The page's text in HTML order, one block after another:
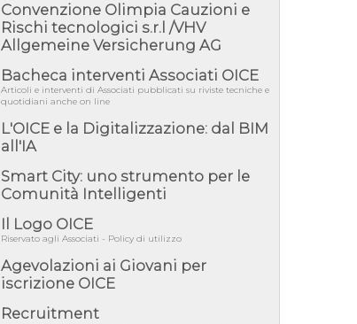
illustrativa al Bando tipo 2 s...
05/08/26 - SAVE THE DATE: Assemblea
Pubblica Confindustria Professioni ...
05/08/26 - Successo OICE per il bando della
Città metropolitana di Reg...
Giunta Regionale della Campa...
04/08/26 - DL PA: previste cancellazioni da
04/08/26 - International Sustainable
Buildings Competition - COP31, An...
04/08/26 - CdS, project financing: progetto di
fattibilità da impugnar...
04/08/26 - Rapporto Anac corruzione 2020-
2026: procedimenti penali per ...
04/08/26 - CdS: partecipazione alla gara non
equivale ad acquiescenza r...
Convenzione Olimpia Cauzioni e
Rischi tecnologici s.r.l /VHV
Allgemeine Versicherung AG
Bacheca interventi Associati OICE
Articoli e interventi di Associati pubblicati su riviste tecniche e
quotidiani anche on line
L'OICE e la Digitalizzazione: dal BIM
all'IA
Smart City: uno strumento per le
Comunità Intelligenti
Il Logo OICE
Riservato agli Associati - Policy di utilizzo
Agevolazioni ai Giovani per
iscrizione OICE
Recruitment